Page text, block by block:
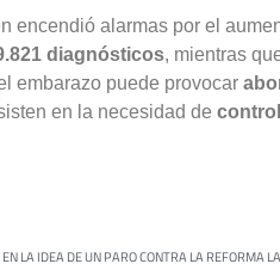
encendió alarmas por el
diagnósticos, mientras
embarazo puede provocar
en la necesidad de
LA IDEA DE UN PARO CONTRA LA REFORMA